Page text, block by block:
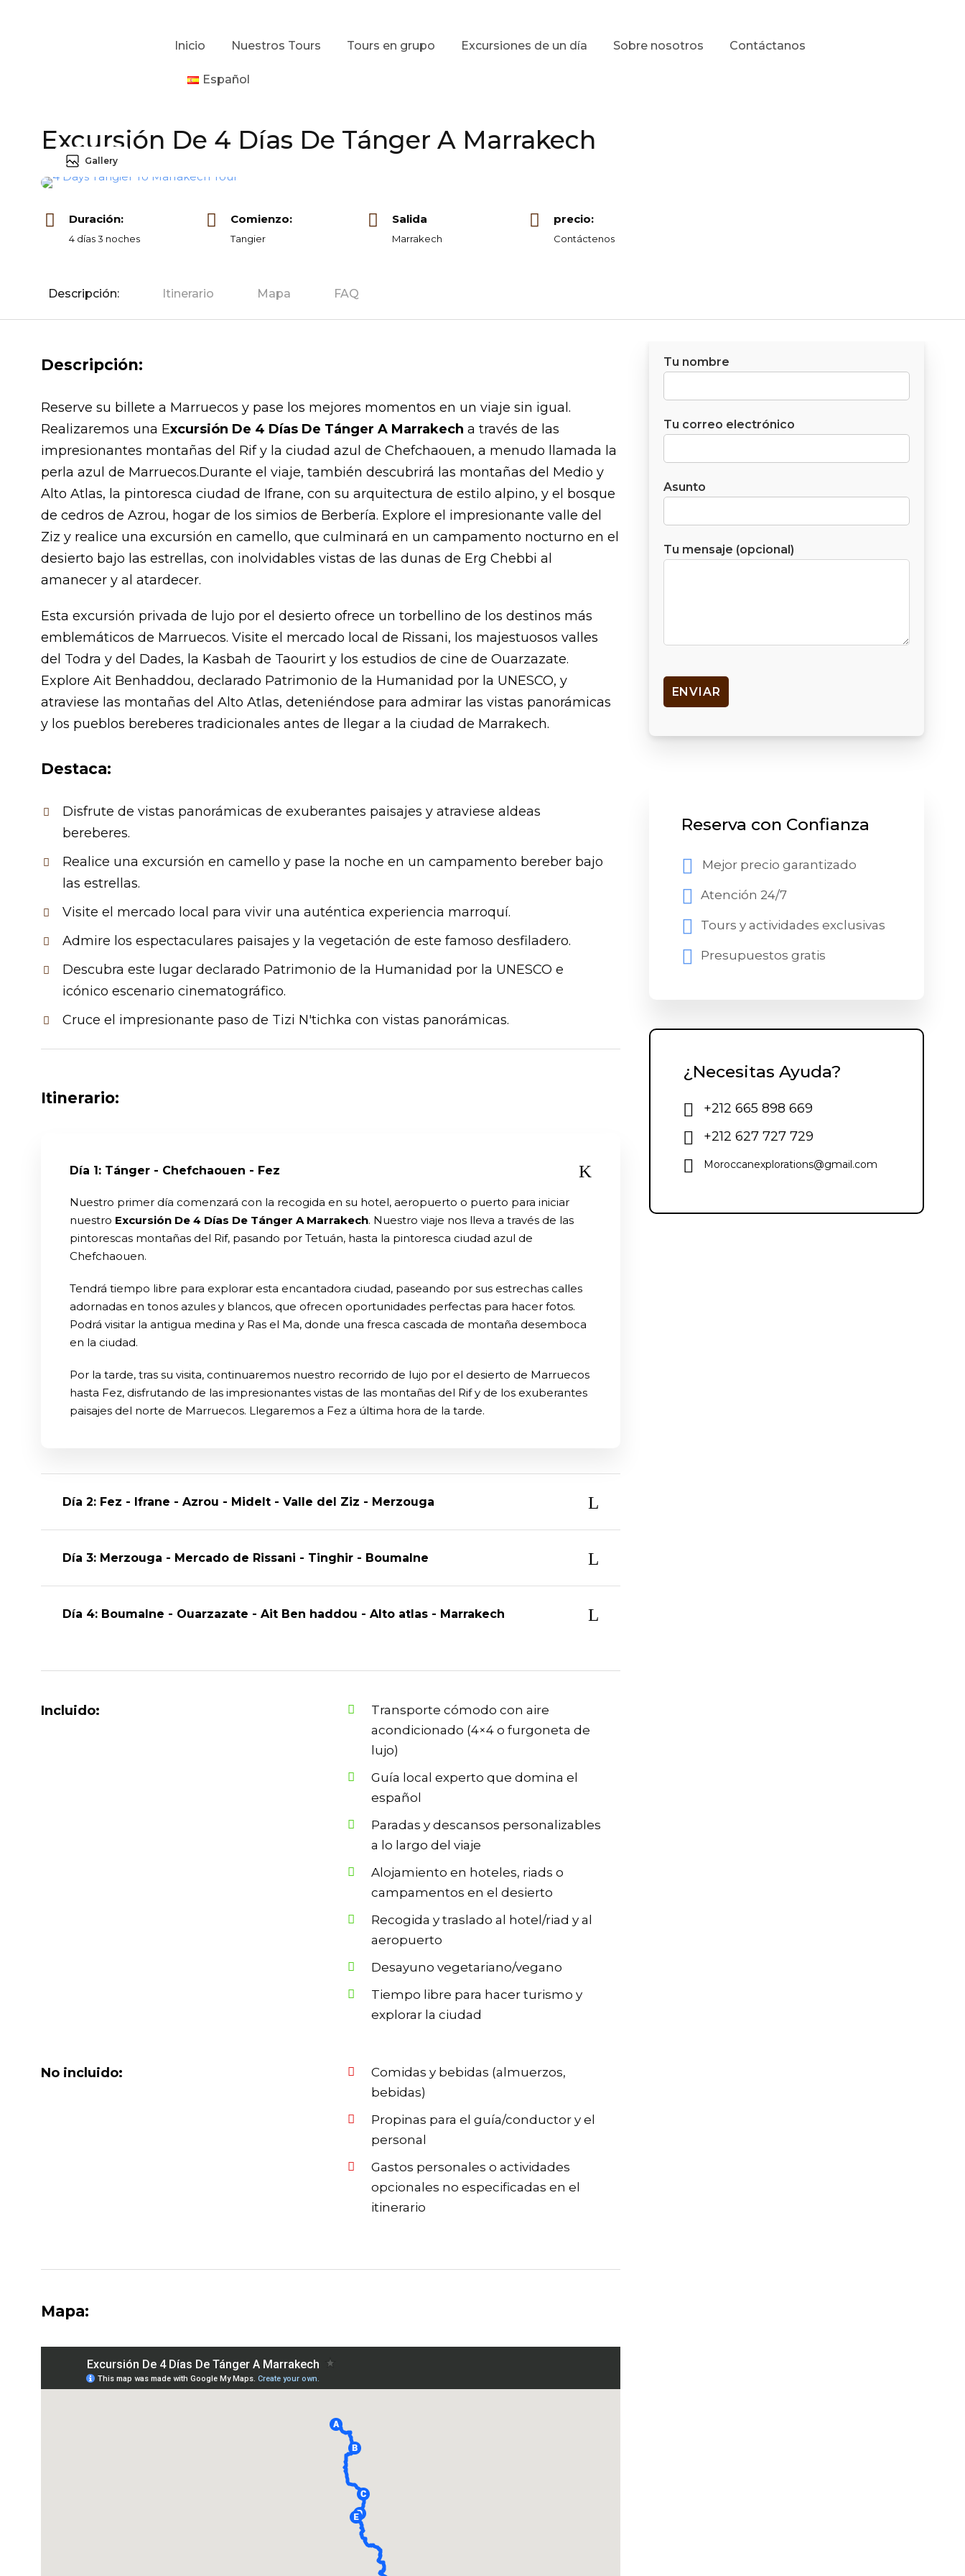
Inicio Nuestros Tours Tours en grupo Excursiones de un día Sobre nosotros Contáctanos
Español
Excursión De 4 Días De Tánger A Marrakech
Gallery
Duración:
4 días 3 noches
Comienzo:
Tangier
Salida
Marrakech
precio:
Contáctenos
Descripción: Itinerario Mapa FAQ
Descripción:
Reserve su billete a Marruecos y pase los mejores momentos en un viaje sin igual.
Realizaremos una Excursión De 4 Días De Tánger A Marrakech a través de las
impresionantes montañas del Rif y la ciudad azul de Chefchaouen, a menudo llamada la
perla azul de Marruecos.Durante el viaje, también descubrirá las montañas del Medio y
Alto Atlas, la pintoresca ciudad de Ifrane, con su arquitectura de estilo alpino, y el bosque
de cedros de Azrou, hogar de los simios de Berbería. Explore el impresionante valle del
Ziz y realice una excursión en camello, que culminará en un campamento nocturno en el
desierto bajo las estrellas, con inolvidables vistas de las dunas de Erg Chebbi al
amanecer y al atardecer.
Esta excursión privada de lujo por el desierto ofrece un torbellino de los destinos más
emblemáticos de Marruecos. Visite el mercado local de Rissani, los majestuosos valles
del Todra y del Dades, la Kasbah de Taourirt y los estudios de cine de Ouarzazate.
Explore Ait Benhaddou, declarado Patrimonio de la Humanidad por la UNESCO, y
atraviese las montañas del Alto Atlas, deteniéndose para admirar las vistas panorámicas
y los pueblos bereberes tradicionales antes de llegar a la ciudad de Marrakech.
Destaca:
Disfrute de vistas panorámicas de exuberantes paisajes y atraviese aldeas
bereberes.
Realice una excursión en camello y pase la noche en un campamento bereber bajo
las estrellas.
Visite el mercado local para vivir una auténtica experiencia marroquí.
Admire los espectaculares paisajes y la vegetación de este famoso desfiladero.
Descubra este lugar declarado Patrimonio de la Humanidad por la UNESCO e
icónico escenario cinematográfico.
Cruce el impresionante paso de Tizi N'tichka con vistas panorámicas.
Itinerario:
Día 1: Tánger - Chefchaouen - Fez
Nuestro primer día comenzará con la recogida en su hotel, aeropuerto o puerto para iniciar
nuestro Excursión De 4 Días De Tánger A Marrakech. Nuestro viaje nos lleva a través de las
pintorescas montañas del Rif, pasando por Tetuán, hasta la pintoresca ciudad azul de
Chefchaouen.
Tendrá tiempo libre para explorar esta encantadora ciudad, paseando por sus estrechas calles
adornadas en tonos azules y blancos, que ofrecen oportunidades perfectas para hacer fotos.
Podrá visitar la antigua medina y Ras el Ma, donde una fresca cascada de montaña desemboca
en la ciudad.
Por la tarde, tras su visita, continuaremos nuestro recorrido de lujo por el desierto de Marruecos
hasta Fez, disfrutando de las impresionantes vistas de las montañas del Rif y de los exuberantes
paisajes del norte de Marruecos. Llegaremos a Fez a última hora de la tarde.
Día 2: Fez - Ifrane - Azrou - Midelt - Valle del Ziz - Merzouga
Día 3: Merzouga - Mercado de Rissani - Tinghir - Boumalne
Día 4: Boumalne - Ouarzazate - Ait Ben haddou - Alto atlas - Marrakech
Incluido:
Transporte cómodo con aire
acondicionado (4×4 o furgoneta de
lujo)
Guía local experto que domina el
español
Paradas y descansos personalizables
a lo largo del viaje
Alojamiento en hoteles, riads o
campamentos en el desierto
Recogida y traslado al hotel/riad y al
aeropuerto
Desayuno vegetariano/vegano
Tiempo libre para hacer turismo y
explorar la ciudad
No incluido:
Comidas y bebidas (almuerzos,
bebidas)
Propinas para el guía/conductor y el
personal
Gastos personales o actividades
opcionales no especificadas en el
itinerario
Mapa:
Tu nombre
Tu correo electrónico
Asunto
Tu mensaje (opcional)
Reserva con Confianza
Mejor precio garantizado
Atención 24/7
Tours y actividades exclusivas
Presupuestos gratis
¿Necesitas Ayuda?
+212 665 898 669
+212 627 727 729
Moroccanexplorations@gmail.com